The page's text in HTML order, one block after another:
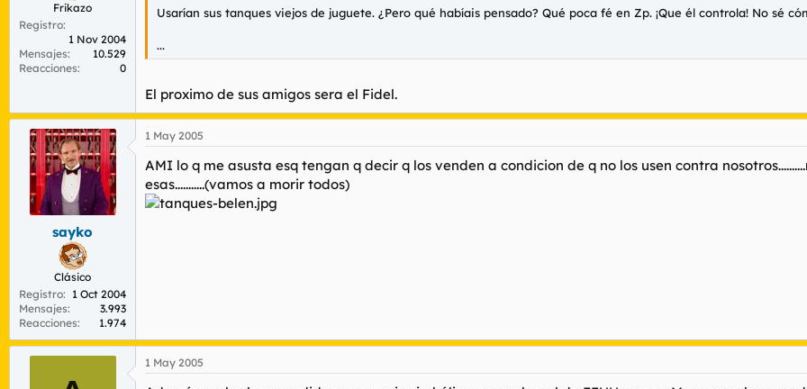
Frikazo
Registro
1 Nov 2004
Mensajes
10.529
Reacciones
0
Usarían sus tanques viejos de juguete. ¿Pero qué habíais pensado? Qué poca fé en Zp. ¡Que él controla! No sé
...
El proximo de sus amigos sera el Fidel.
sayko
Clásico
Registro
1 Oct 2004
Mensajes
3.993
Reacciones
1.974
1 May 2005
AMI lo q me asusta esq tengan q decir q los venden a condicion de q no los usen contra
esas...........(vamos a morir todos)
1 May 2005